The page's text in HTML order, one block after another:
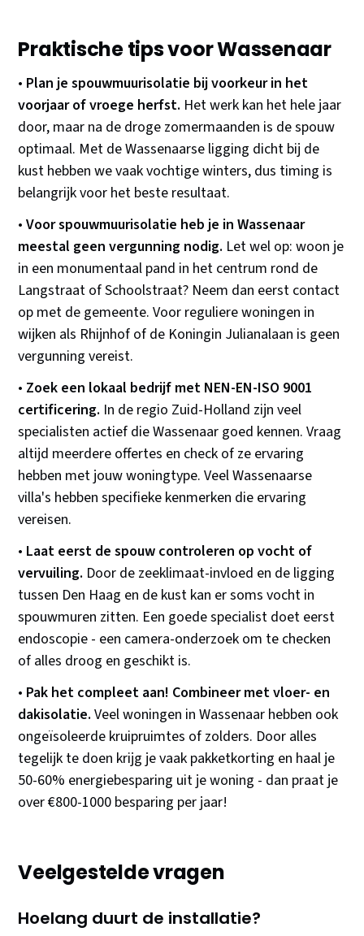
Praktische tips voor Wassenaar
• Plan je spouwmuurisolatie bij voorkeur in het
voorjaar of vroege herfst. Het werk kan het hele jaar
door, maar na de droge zomermaanden is de spouw
optimaal. Met de Wassenaarse ligging dicht bij de
kust hebben we vaak vochtige winters, dus timing is
belangrijk voor het beste resultaat.
•Voor spouwmuurisolatie heb je in Wassenaar
meestal geen vergunning nodig. Let wel op: woon je
in een monumentaal pand in het centrum rond de
Langstraat of Schoolstraat? Neem dan eerst contact
op met de gemeente. Voor reguliere woningen in
wijken als Rhijnhof of de Koningin Julianalaan is geen
vergunning vereist.
• Zoek een lokaal bedrijf met NEN-EN-ISO 9001
certificering. In de regio Zuid-Holland zijn veel
specialisten actief die Wassenaar goed kennen. Vraag
altijd meerdere offertes en check of ze ervaring
hebben met jouw woningtype. Veel Wassenaarse
villa's hebben specifieke kenmerken die ervaring
vereisen.
• Laat eerst de spouw controleren op vocht of
vervuiling. Door de zeeklimaat-invloed en de ligging
tussen Den Haag en de kust kan er soms vocht in
spouwmuren zitten. Een goede specialist doet eerst
endoscopie - een camera-onderzoek om te checken
of alles droog en geschikt is.
• Pak het compleet aan! Combineer met vloer- en
dakisolatie. Veel woningen in Wassenaar hebben ook
ongeïsoleerde kruipruimtes of zolders. Door alles
tegelijk te doen krijg je vaak pakketkorting en haal je
50-60% energiebesparing uit je woning - dan praat je
over €800-1000 besparing per jaar!
Veelgestelde vragen
Hoelang duurt de installatie?